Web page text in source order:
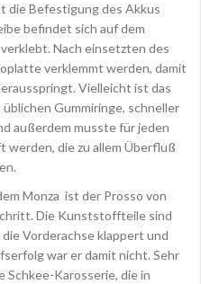
die Befestigung des Akkus
befindet sich auf dem
Nach einsetzten des
verklemmt werden, damit
Vielleicht ist das
üblichen Gummiringe, schneller
außerdem musste für jeden
werden, die zu allem Überfluß
Monza ist der Prosso von
Die Kunststoffteile sind
Vorderachse klappert und
war er damit nicht. Sehr
Schkee-Karosserie, die in